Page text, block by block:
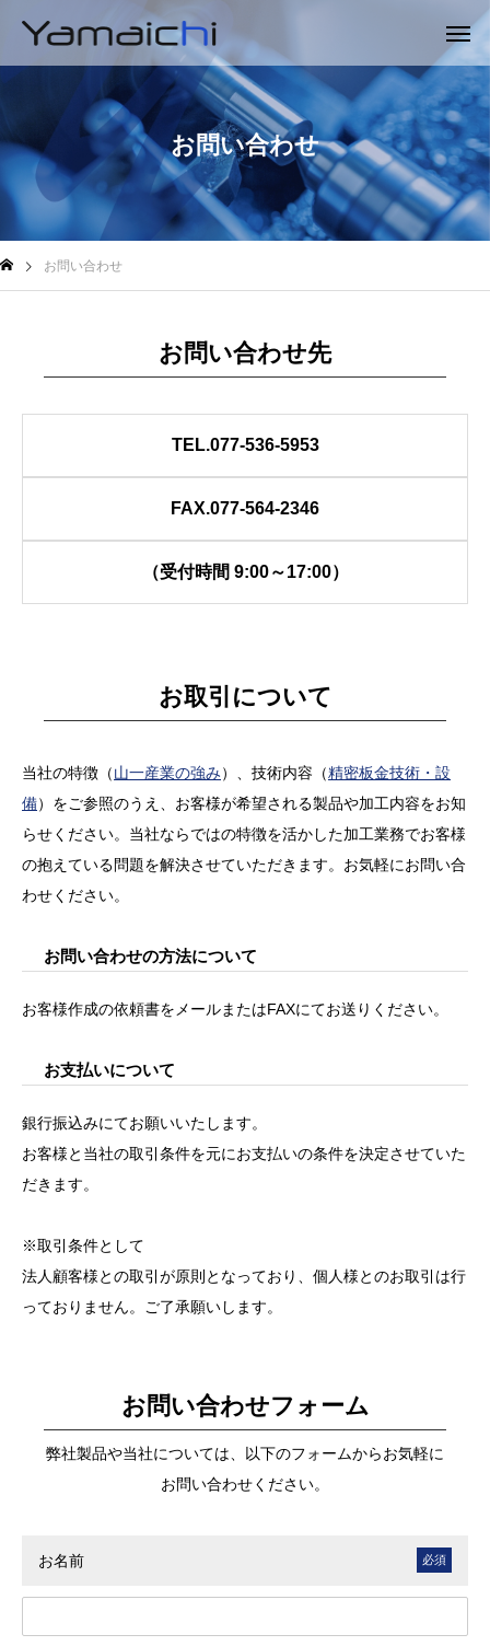
お問い合わせ
お問い合わせ
お問い合わせ先
TEL.077-536-5953
FAX.077-564-2346
（受付時間 9:00～17:00）
お取引について
当社の特徴（山一産業の強み）、技術内容（精密板金技術・設
備）をご参照のうえ、お客様が希望される製品や加工内容をお知
らせください。当社ならではの特徴を活かした加工業務でお客様
の抱えている問題を解決させていただきます。お気軽にお問い合
わせください。
お問い合わせの方法について
お客様作成の依頼書をメールまたはFAXにてお送りください。
お支払いについて
銀行振込みにてお願いいたします。
お客様と当社の取引条件を元にお支払いの条件を決定させていた
だきます。
※取引条件として
法人顧客様との取引が原則となっており、個人様とのお取引は行
っておりません。ご了承願いします。
お問い合わせフォーム
弊社製品や当社については、以下のフォームからお気軽に
お問い合わせください。
お名前